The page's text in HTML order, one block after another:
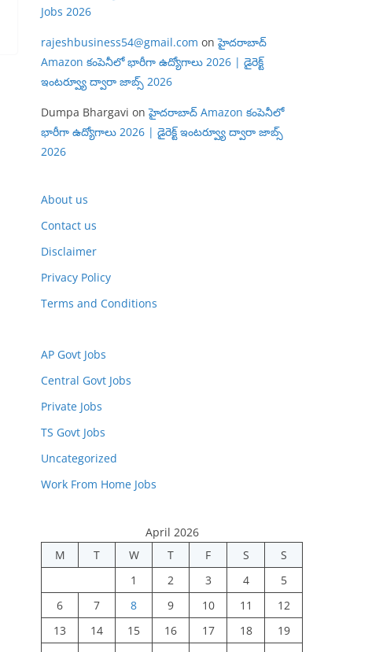
Jobs 2026
rajeshbusiness54@gmail.com onహైదరాబాద్
Amazon కంపెనీలో భారీగా ఉద్యోగాలు 2026 | డైరెక్ట్
ఇంటర్వ్యూ ద్వారా జాబ్స్ 2026
Dumpa Bhargavi onహైదరాబాద్ Amazon కంపెనీలో
భారీగా ఉద్యోగాలు 2026 | డైరెక్ట్ ఇంటర్వ్యూ ద్వారా జాబ్స్
2026
About us
Contact us
Disclaimer
Privacy Policy
Terms and Conditions
AP Govt Jobs
Central Govt Jobs
Private Jobs
TS Govt Jobs
Uncategorized
Work From Home Jobs
April 2026
M
T W T F S
S
1
2 3 4
5
6
7 8 9 10 11
12
13
14 15 16 17 18
19